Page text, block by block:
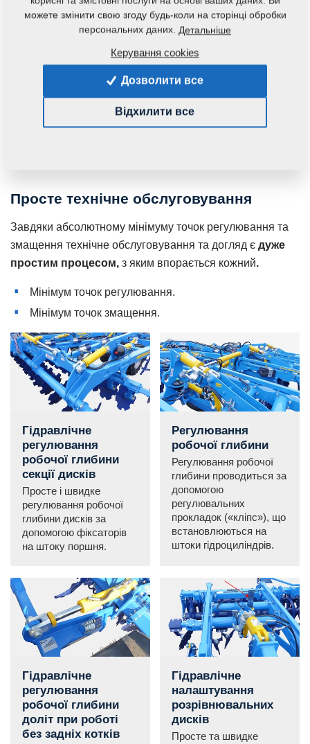
Підшипники, що не
потребують
обслуговування
Посадка диска, що не
потребує технічного
обслуговування та
Масивна вісь з
гальмами
Для безпечного та
швидкого проїзду по
автодорогах.
Просте технічне обслуговування
Завдяки абсолютному мінімуму точок регулювання та
змащення технічне обслуговування та догляд є дуже
простим процесом, з яким впорається кожний.
Мінімум точок регулювання.
Мінімум точок змащення.
Гідравлічне
регулювання
робочої глибини
секції дисків
Просте і швидке
регулювання робочої
глибини дисків за
допомогою фіксаторів
на штоку поршня.
Регулювання
робочої глибини
Регулювання робочої
глибини проводиться за
допомогою
регулювальних
прокладок («кліпс»), що
встановлюються на
штоки гідроциліндрів.
Гідравлічне
регулювання
робочої глибини
доліт при роботі
без задніх котків
Гідравлічне
налаштування
розрівнювальних
дисків
Просте та швидке
можете змінити свою згоду будь-коли на сторінці обробки
персональних даних. Детальніше
Керування cookies
Дозволити все
Відхилити все